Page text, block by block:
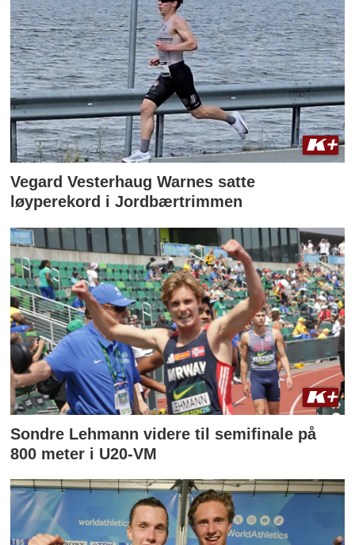
Vegard Vesterhaug Warnes satte
løyperekord i Jordbærtrimmen
Sondre Lehmann videre til semifinale på
800 meter i U20-VM